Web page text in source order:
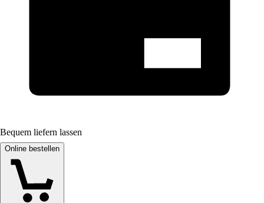
Bequem liefern lassen
Online bestellen